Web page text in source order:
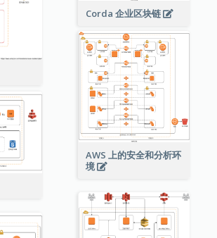
Corda 企业区块链
AWS 上的安全和分析环
境